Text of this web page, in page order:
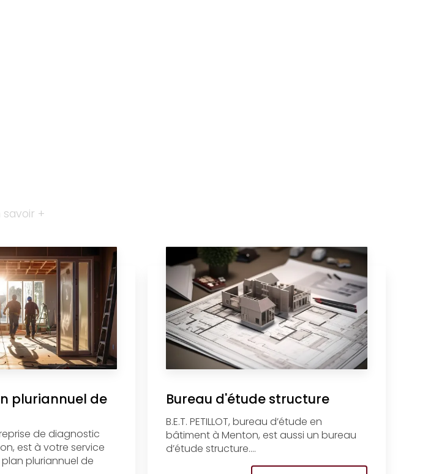
savoir +
pluriannuel de
de diagnostic
est à votre service
pluriannuel de
Bureau d'étude structure
B.E.T. PETILLOT, bureau d’étude en
bâtiment à Menton, est aussi un bureau
d’étude structure....